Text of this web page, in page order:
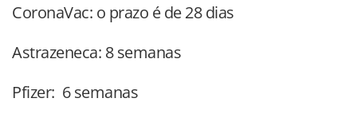
CoronaVac: o prazo é de 28 dias
Astrazeneca: 8 semanas
Pfizer: 6 semanas